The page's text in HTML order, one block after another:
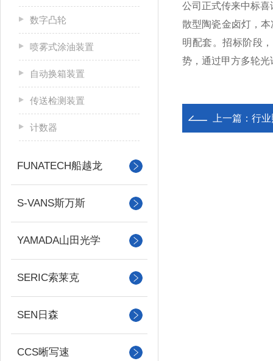
数字凸轮
喷雾式涂油装置
自动换箱装置
传送检测装置
计数器
FUNATECH船越龙
S-VANS斯万斯
YAMADA山田光学
SERIC索莱克
SEN日森
CCS晰写速
公司正式传来中标
散型陶瓷金卤灯，
明配套。招标阶段
势，通过甲方多轮
上一篇： 行业照